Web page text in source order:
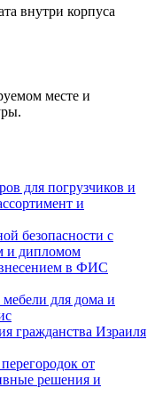
внутри корпуса
месте и
для погрузчиков и
и
безопасности с
и дипломом
внесением в ФИС
для дома и
гражданства Израиля
от
решения и